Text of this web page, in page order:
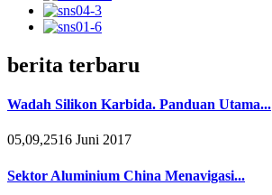
berita terbaru
Wadah Silikon Karbida. Panduan Utama...
05,09,2516 Juni 2017
Sektor Aluminium China Menavigasi...